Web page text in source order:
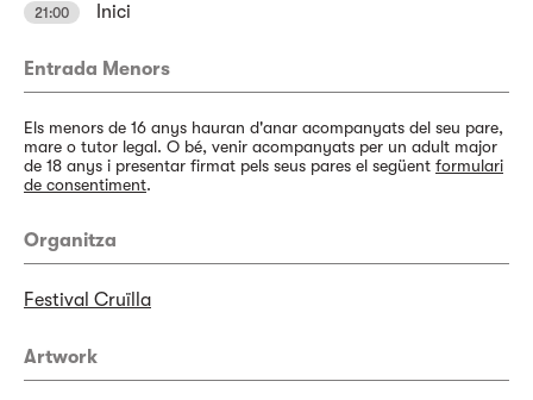
21:00 Inici
Entrada Menors
Els menors de 16 anys hauran d'anar acompanyats del seu pare,
mare o tutor legal. O bé, venir acompanyats per un adult major
de 18 anys i presentar firmat pels seus pares el següent formulari
de consentiment.
Organitza
Festival Cruïlla
Artwork